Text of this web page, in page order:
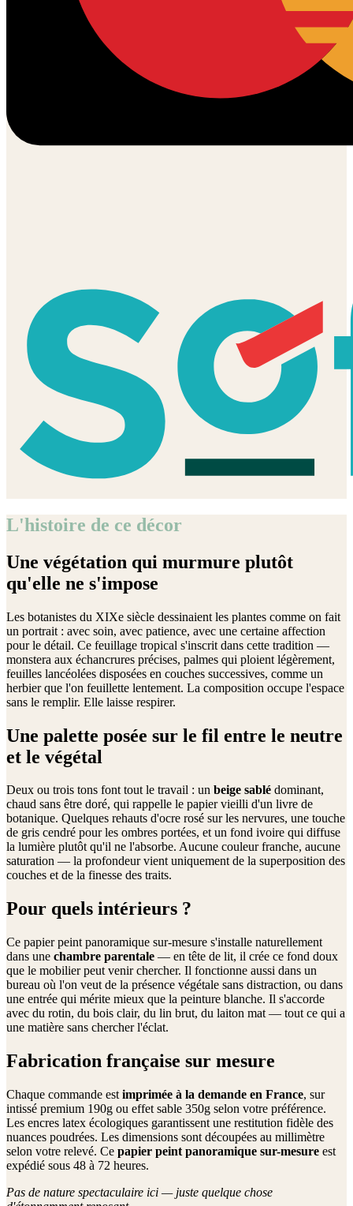
L'histoire de ce décor
Une végétation qui murmure plutôt
qu'elle ne s'impose
Les botanistes du XIXe siècle dessinaient les plantes comme on fait
un portrait : avec soin, avec patience, avec une certaine affection
pour le détail. Ce feuillage tropical s'inscrit dans cette tradition —
monstera aux échancrures précises, palmes qui ploient légèrement,
feuilles lancéolées disposées en couches successives, comme un
herbier que l'on feuillette lentement. La composition occupe l'espace
sans le remplir. Elle laisse respirer.
Une palette posée sur le fil entre le neutre
et le végétal
Deux ou trois tons font tout le travail : un beige sablé dominant,
chaud sans être doré, qui rappelle le papier vieilli d'un livre de
botanique. Quelques rehauts d'ocre rosé sur les nervures, une touche
de gris cendré pour les ombres portées, et un fond ivoire qui diffuse
la lumière plutôt qu'il ne l'absorbe. Aucune couleur franche, aucune
saturation — la profondeur vient uniquement de la superposition des
couches et de la finesse des traits.
Pour quels intérieurs ?
Ce papier peint panoramique sur-mesure s'installe naturellement
dans une chambre parentale — en tête de lit, il crée ce fond doux
que le mobilier peut venir chercher. Il fonctionne aussi dans un
bureau où l'on veut de la présence végétale sans distraction, ou dans
une entrée qui mérite mieux que la peinture blanche. Il s'accorde
avec du rotin, du bois clair, du lin brut, du laiton mat — tout ce qui a
une matière sans chercher l'éclat.
Fabrication française sur mesure
Chaque commande est imprimée à la demande en France, sur
intissé premium 190g ou effet sable 350g selon votre préférence.
Les encres latex écologiques garantissent une restitution fidèle des
nuances poudrées. Les dimensions sont découpées au millimètre
selon votre relevé. Ce papier peint panoramique sur-mesure est
expédié sous 48 à 72 heures.
Pas de nature spectaculaire ici — juste quelque chose